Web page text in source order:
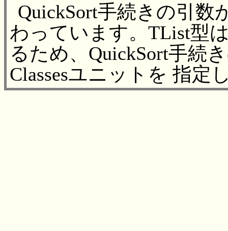
QuickSort手続きの引数
わっています。TList型
るため、QuickSort手続
Classesユニットを 指定